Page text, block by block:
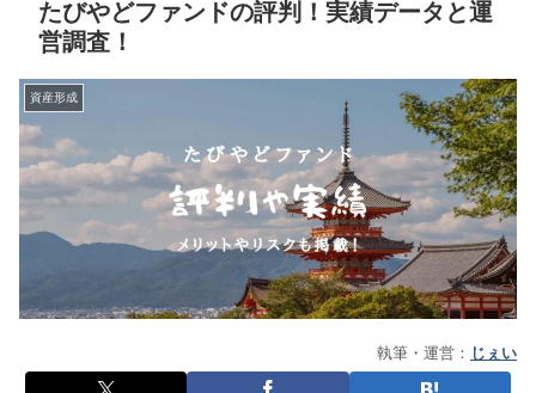
たびやどファンドの評判！実績データと運
営調査！
資産形成
執筆・運営： じぇい